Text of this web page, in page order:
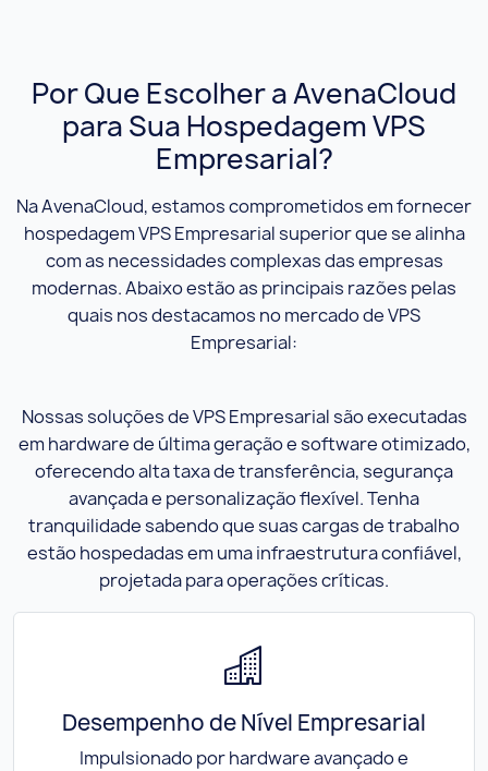
Por Que Escolher a AvenaCloud
para Sua Hospedagem VPS
Empresarial?
Na AvenaCloud, estamos comprometidos em fornecer
hospedagem VPS Empresarial superior que se alinha
com as necessidades complexas das empresas
modernas. Abaixo estão as principais razões pelas
quais nos destacamos no mercado de VPS
Empresarial:
Nossas soluções de VPS Empresarial são executadas
em hardware de última geração e software otimizado,
oferecendo alta taxa de transferência, segurança
avançada e personalização flexível. Tenha
tranquilidade sabendo que suas cargas de trabalho
estão hospedadas em uma infraestrutura confiável,
projetada para operações críticas.
Desempenho de Nível Empresarial
Impulsionado por hardware avançado e